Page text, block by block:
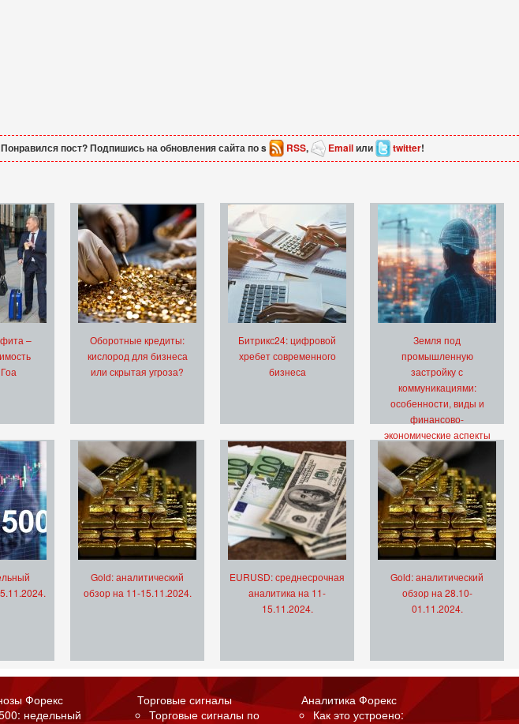
Понравился пост? Подпишись на обновления сайта по s RSS, Emailили twitter!
–
Оборотные кредиты:
кислород для бизнеса
или скрытая угроза?
Битрикс24: цифровой
хребет современного
бизнеса
Земля под
промышленную
застройку с
коммуникациями:
особенности, виды и
финансово-
экономические аспекты
Gold: аналитический
обзор на 11-15.11.2024.
EURUSD: среднесрочная
аналитика на 11-
15.11.2024.
Gold: аналитический
обзор на 28.10-
01.11.2024.
Форекс
недельный
Торговые сигналы
Торговые сигналы по
Аналитика Форекс
Как это устроено: